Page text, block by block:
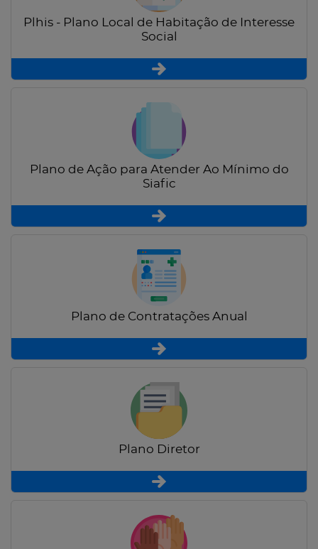
Plhis - Plano Local de Habitação de Interesse
Social
Plano de Ação para Atender Ao Mínimo do
Siafic
Plano de Contratações Anual
Plano Diretor